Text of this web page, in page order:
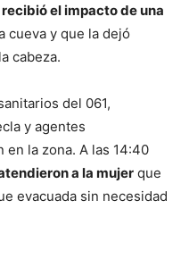
el impacto de una
cueva y que la dejó
cabeza.
del 061,
y agentes
en la zona. A las 14:40
a la mujer que
evacuada sin necesidad